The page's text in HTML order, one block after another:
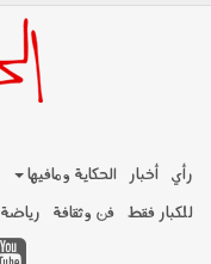
رأي أخبار الحكاية ومافيها
للكبار فقط فن وثقافة رياضة